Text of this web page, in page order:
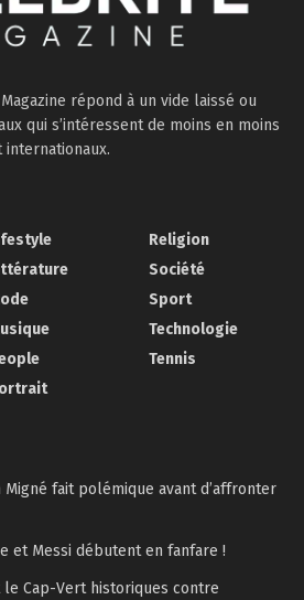
répond à un vide laissé ou
qui s’intéressent de moins en moins
internationaux.
Religion
Société
Sport
Technologie
Tennis
Migné fait polémique avant d’affronter
et Messi débutent en fanfare !
le Cap-Vert historiques contre